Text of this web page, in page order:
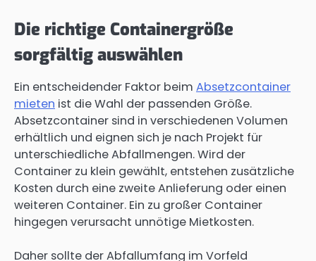
Die richtige Containergröße
sorgfältig auswählen
Ein entscheidender Faktor beim Absetzcontainer
mieten ist die Wahl der passenden Größe.
Absetzcontainer sind in verschiedenen Volumen
erhältlich und eignen sich je nach Projekt für
unterschiedliche Abfallmengen. Wird der
Container zu klein gewählt, entstehen zusätzliche
Kosten durch eine zweite Anlieferung oder einen
weiteren Container. Ein zu großer Container
hingegen verursacht unnötige Mietkosten.
Daher sollte der Abfallumfang im Vorfeld